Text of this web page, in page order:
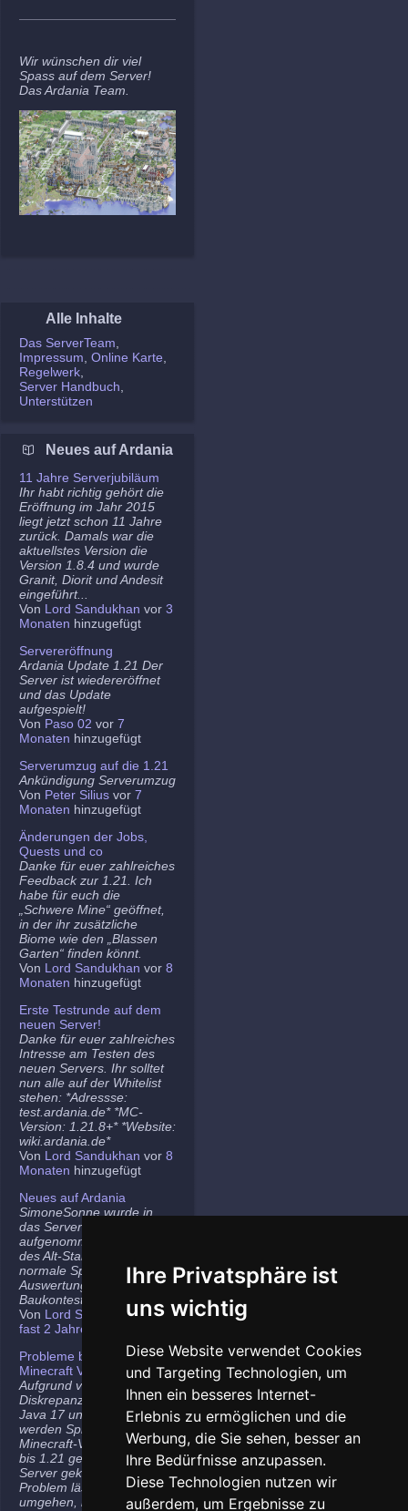
Ihre Privatsphäre ist
uns wichtig
Diese Website verwendet Cookies
und Targeting Technologien, um
Ihnen ein besseres Internet-
Erlebnis zu ermöglichen und die
Werbung, die Sie sehen, besser an
Ihre Bedürfnisse anzupassen.
Diese Technologien nutzen wir
außerdem, um Ergebnisse zu
Wir wünschen dir viel
Spass auf dem Server!
Das Ardania Team.
Alle Inhalte
Das ServerTeam
Impressum Online Karte
Regelwerk
Server Handbuch
Unterstützen
Neues auf Ardania
11 Jahre Serverjubiläum
Ihr habt richtig gehört die
Eröffnung im Jahr 2015
liegt jetzt schon 11 Jahre
zurück. Damals war die
aktuellstes Version die
Version 1.8.4 und wurde
Granit, Diorit und Andesit
eingeführt...
Von Lord Sandukhan vor 3
Monaten hinzugefügt
Servereröffnung
Ardania Update 1.21 Der
Server ist wiedereröffnet
und das Update
aufgespielt!
Von Paso 02 vor 7
Monaten hinzugefügt
Serverumzug auf die 1.21
Ankündigung Serverumzug
Von Peter Silius vor 7
Monaten hinzugefügt
Änderungen der Jobs,
Quests und co
Danke für euer zahlreiches
Feedback zur 1.21. Ich
habe für euch die
„Schwere Mine“ geöffnet,
in der ihr zusätzliche
Biome wie den „Blassen
Garten“ finden könnt.
Von Lord Sandukhan vor 8
Monaten hinzugefügt
Erste Testrunde auf dem
neuen Server!
Danke für euer zahlreiches
Intresse am Testen des
neuen Servers. Ihr solltet
nun alle auf der Whitelist
stehen: *Adressse:
test.ardania.de* *MC-
Version: 1.21.8+* *Website:
wiki.ardania.de*
Von Lord Sandukhan vor 8
Monaten hinzugefügt
Neues auf Ardania
SimoneSonne wurde in
das Server-Team
aufgenommen, Freigabe
des Alt-Stammi Ranges für
normale Spieler,
Auswertung des letzten
Baukontest.
Von Lord Sandukhanvor
fast 2 Jahren
Probleme bei neueren
Minecraft Versionen
Aufgrund von
Diskrepanzen zwischen
Java 17 und Java 21
werden Spieler auf den
Minecraft-Versionen 1.20.5
bis 1.21 gelegentlich vom
Server gekickt. Das
Problem lässt sich
umgehen, indem ihr die